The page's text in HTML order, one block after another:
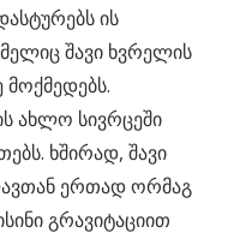
ის
შავი ხვრელის
ახლო სივრცეში
ხშირად, შავი
ერთად ორმაგ
გრავიტაციით